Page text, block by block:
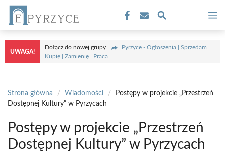
Przejdź
treści
UWAGA!
Dołącz do nowej grupy
Pyrzyce - Ogłoszenia | Sprzedam |
Kupię | Zamienię | Praca
Strona główna / Wiadomości /
Postępy w projekcie „Przestrzeń
Dostępnej Kultury” w Pyrzycach
Postępy w projekcie „Przestrzeń
Dostępnej Kultury” w Pyrzycach